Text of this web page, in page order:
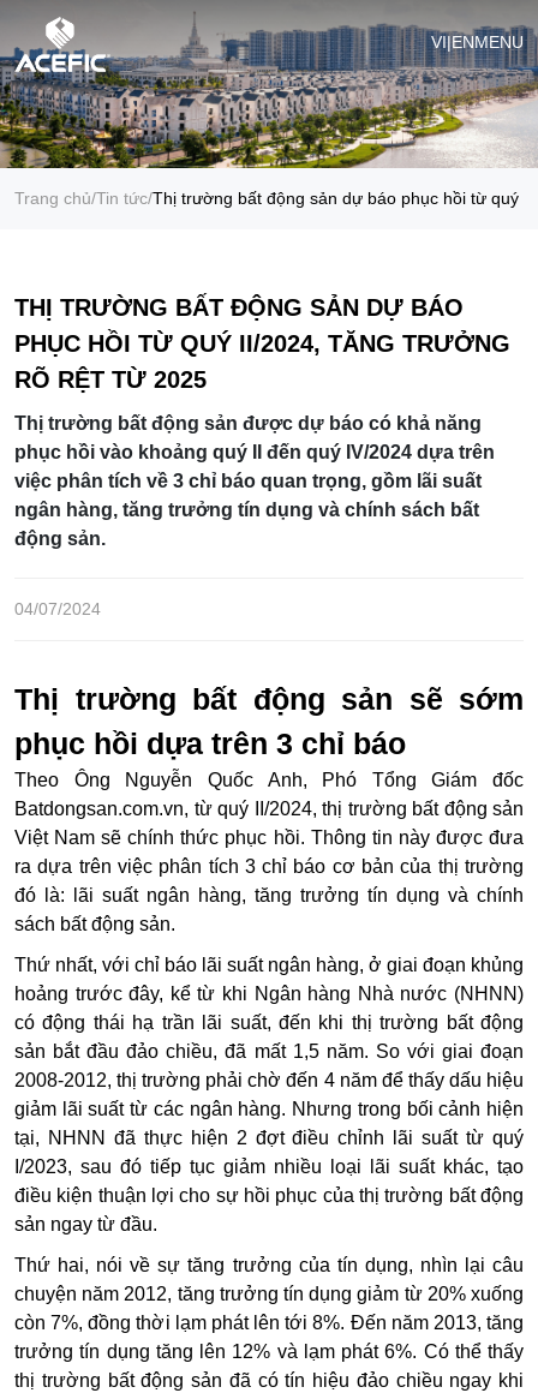
VI|ENMENU
Trang chủ/Tin tức/Thị trường bất động sản dự báo phục hồi từ quý
THỊ TRƯỜNG BẤT ĐỘNG SẢN DỰ BÁO
PHỤC HỒI TỪ QUÝ II/2024, TĂNG TRƯỞNG
RÕ RỆT TỪ 2025
Thị trường bất động sản được dự báo có khả năng
phục hồi vào khoảng quý II đến quý IV/2024 dựa trên
việc phân tích về 3 chỉ báo quan trọng, gồm lãi suất
ngân hàng, tăng trưởng tín dụng và chính sách bất
động sản.
04/07/2024
Thị trường bất động sản sẽ sớm
phục hồi dựa trên 3 chỉ báo
Theo Ông Nguyễn Quốc Anh, Phó Tổng Giám đốc
Batdongsan.com.vn, từ quý II/2024, thị trường bất động sản
Việt Nam sẽ chính thức phục hồi. Thông tin này được đưa
ra dựa trên việc phân tích 3 chỉ báo cơ bản của thị trường
đó là: lãi suất ngân hàng, tăng trưởng tín dụng và chính
sách bất động sản.
Thứ nhất, với chỉ báo lãi suất ngân hàng, ở giai đoạn khủng
hoảng trước đây, kể từ khi Ngân hàng Nhà nước (NHNN)
có động thái hạ trần lãi suất, đến khi thị trường bất động
sản bắt đầu đảo chiều, đã mất 1,5 năm. So với giai đoạn
2008-2012, thị trường phải chờ đến 4 năm để thấy dấu hiệu
giảm lãi suất từ các ngân hàng. Nhưng trong bối cảnh hiện
tại, NHNN đã thực hiện 2 đợt điều chỉnh lãi suất từ quý
I/2023, sau đó tiếp tục giảm nhiều loại lãi suất khác, tạo
điều kiện thuận lợi cho sự hồi phục của thị trường bất động
sản ngay từ đầu.
Thứ hai, nói về sự tăng trưởng của tín dụng, nhìn lại câu
chuyện năm 2012, tăng trưởng tín dụng giảm từ 20% xuống
còn 7%, đồng thời lạm phát lên tới 8%. Đến năm 2013, tăng
trưởng tín dụng tăng lên 12% và lạm phát 6%. Có thể thấy
thị trường bất động sản đã có tín hiệu đảo chiều ngay khi